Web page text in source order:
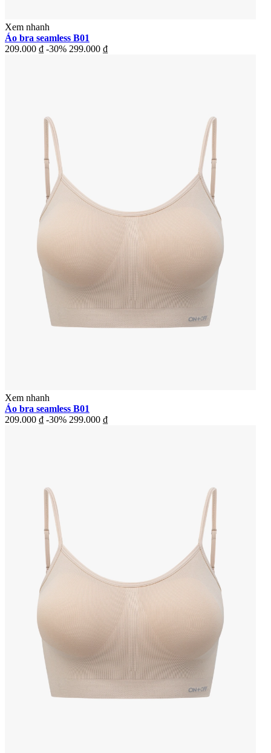
Xem nhanh
Áo bra seamless B01
209.000 ₫ -30% 299.000 ₫
Xem nhanh
Áo bra seamless B01
209.000 ₫ -30% 299.000 ₫